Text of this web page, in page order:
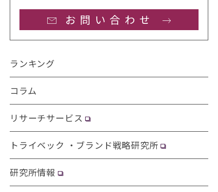
お問い合わせ
ランキング
コラム
リサーチサービス
トライベック ・ブランド戦略研究所
研究所情報